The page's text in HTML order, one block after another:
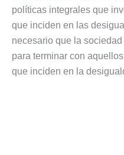
políticas integrales que
que inciden en las
necesario que la
para terminar con
que inciden en la